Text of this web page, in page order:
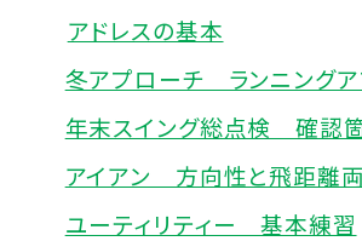
アドレスの基本
冬アプローチ ランニング
年末スイング総点検 確認
アイアン 方向性と飛距離
ユーティリティー 基本練習